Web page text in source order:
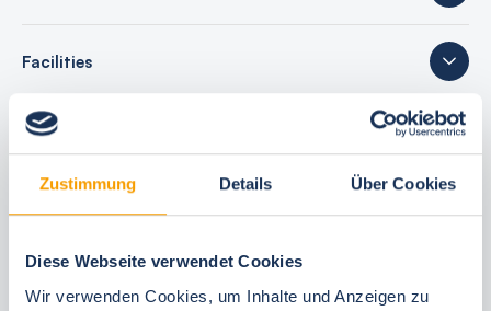
Zustimmung Details Über Cookies
Diese Webseite verwendet Cookies
Wir verwenden Cookies, um Inhalte und Anzeigen zu
Facilities
sleeping accommodations